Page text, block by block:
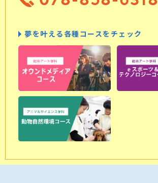
夢を叶える各種コースをチェック